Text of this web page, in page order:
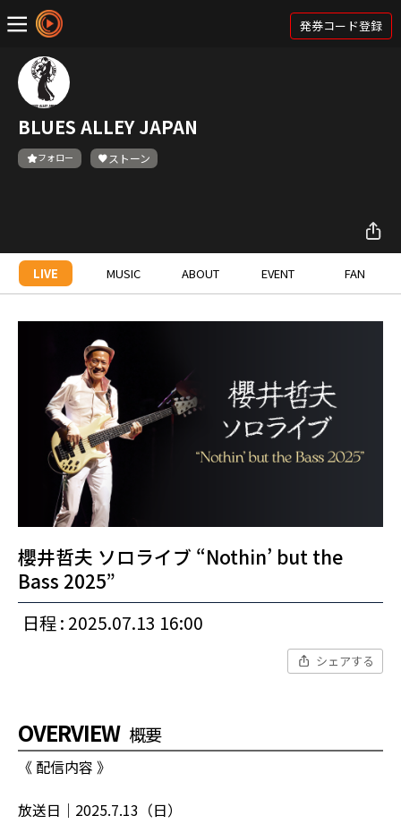
発券コード登録
BLUES ALLEY JAPAN
フォロー ストーン
LIVE MUSIC ABOUT EVENT FAN
櫻井哲夫 ソロライブ “Nothin’ but the
Bass 2025”
日程 : 2025.07.13 16:00
シェアする
OVERVIEW 概要
《 配信内容 》
放送日｜2025.7.13（日）